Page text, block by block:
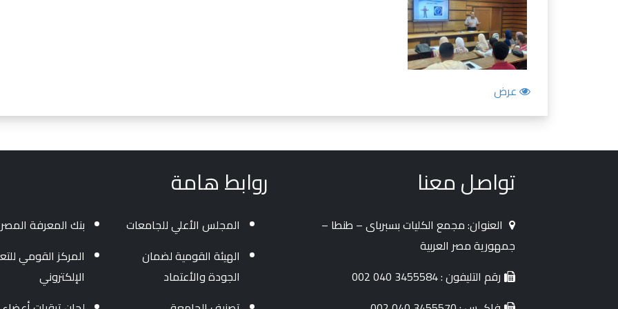
عرض
تواصل معنا
العنوان: مجمع الكليات بسبرباى – طنطا –
جمهورية مصر العربية
رقم التليفون : 3455584 040 002
روابط هامة
المجلس الأعلي للجامعات
الهيئة القومية لضمان
الجودة والأعتماد
بنك المعرفة
المركز القومي
الإلكتروني